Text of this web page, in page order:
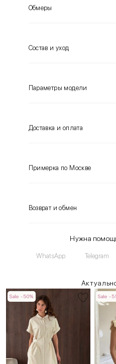
Обмеры
Состав и уход
Параметры модели
Доставка и оплата
Примерка по Москве
Возврат и обмен
Нужна
WhatsApp Telegram
Sale -50% Sale -